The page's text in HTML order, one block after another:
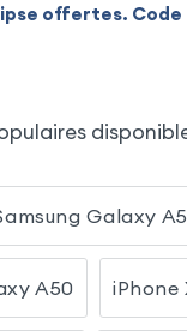
offertes. Code :
Galaxy
A50 iPhone